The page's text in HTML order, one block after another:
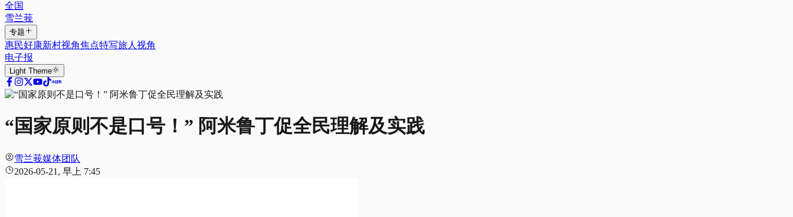
全国
雪兰莪
专题
惠民好康新村视角焦点特写旅人视角
电子报
Light Theme
“国家原则不是口号！” 阿米鲁丁促全民理解及实践
雪兰莪媒体团队
2026-05-21, 早上 7:45